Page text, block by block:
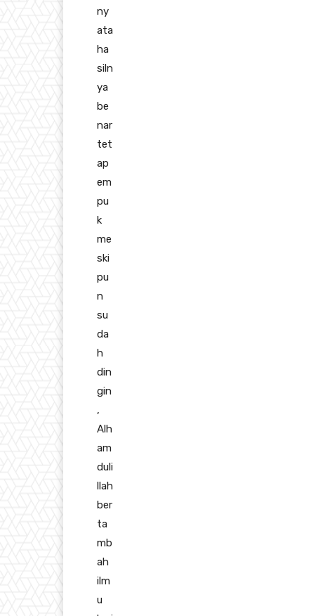
ny
ata
ha
siln
ya
be
nar
tet
ap
em
pu
k
me
ski
pu
n
su
da
h
din
gin
,
Alh
am
duli
llah
ber
ta
mb
ah
ilm
u